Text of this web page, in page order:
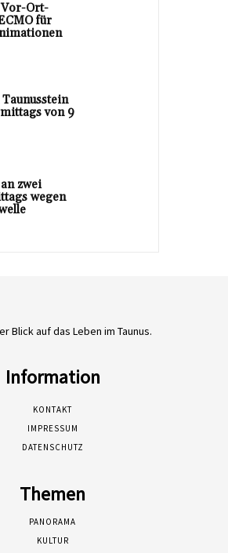
Ort-
für
von 9
zwei
wegen
Blick auf das Leben im Taunus.
Information
KONTAKT
IMPRESSUM
DATENSCHUTZ
Themen
PANORAMA
KULTUR